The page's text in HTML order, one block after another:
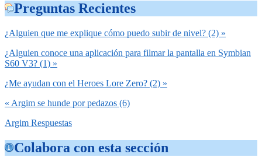
Preguntas Recientes
¿Alguien que me explique cómo puedo subir de nivel? (2) »
¿Alguien conoce una aplicación para filmar la pantalla en Symbian
S60 V3? (1) »
¿Me ayudan con el Heroes Lore Zero? (2) »
« Argim se hunde por pedazos (6)
Argim Respuestas
Colabora con esta sección